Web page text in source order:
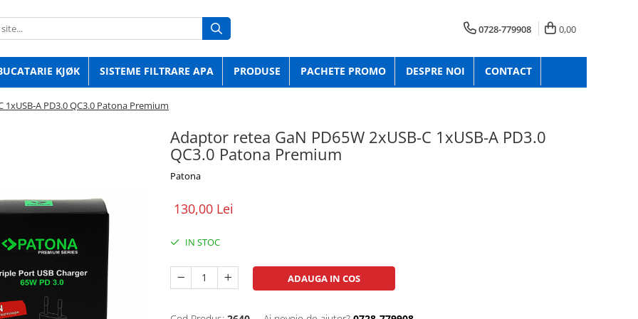
0728-779908 0,00
KJØK SISTEME FILTRARE APA PRODUSE PACHETE PROMO DESPRE NOI CONTACT
A PD3.0 QC3.0 Patona Premium
Adaptor retea GaN PD65W 2xUSB-C 1xUSB-A PD3.0
QC3.0 Patona Premium
Patona
130,00 Lei
IN STOC
ADAUGA IN COS